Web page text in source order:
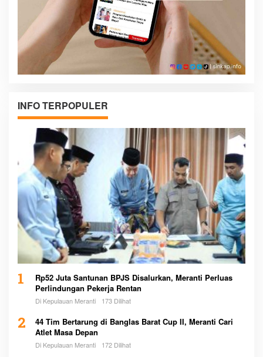
INFO TERPOPULER
1
Rp52 Juta Santunan BPJS Disalurkan, Meranti Perluas
Perlindungan Pekerja Rentan
Di Kepulauan Meranti 173 Dilihat
2
44 Tim Bertarung di Banglas Barat Cup II, Meranti Cari
Atlet Masa Depan
Di Kepulauan Meranti 172 Dilihat